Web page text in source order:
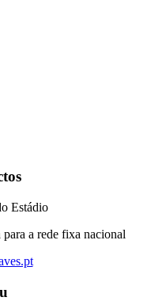
Estádio
a rede fixa nacional